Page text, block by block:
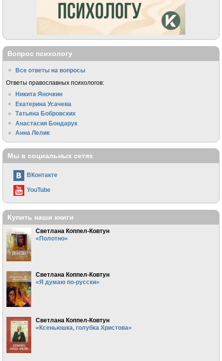
Вопрос психологу
Все ответы на вопросы
Ответы православных психологов:
Никита Яночкин
Екатерина Усачева
Татьяна Бобровских
Анастасия Бондарук
Анна Лелик
Мы в социальных сетях
ВКонтакте
YouTube
Купить наши книги
Светлана Коппел-Ковтун
«Полотно»
Светлана Коппел-Ковтун
«Я думаю по-русски»
Светлана Коппел-Ковтун
«Ксеньюшка, голубка Христова»